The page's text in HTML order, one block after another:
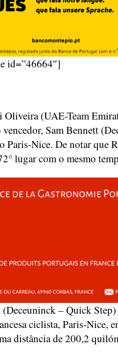
id=”46664″]
(UAE-Team
Sam Bennett
Paris-Nice. De notar que
lugar com o mesmo
– Quick
ciclista, Paris-Nice,
distância de 200,2